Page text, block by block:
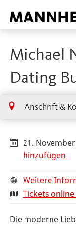
Michael
Dating
Anschrift &
21.
hinzufügen
Weitere
Tickets
Die moderne